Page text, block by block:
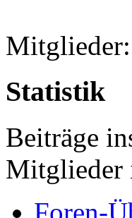
Statistik
Beiträge
Mitglieder
Foren-